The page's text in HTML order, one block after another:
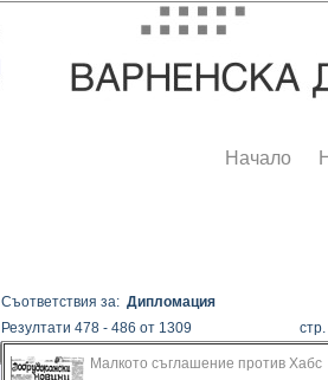
Начало
Съответствия за:Дипломация
Резултати 478 - 486 от 1309
Малкото съглашение против Хабс